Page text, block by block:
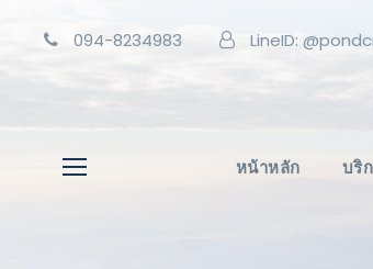
094-8234983 LineID:
หน้าหลัก บริ